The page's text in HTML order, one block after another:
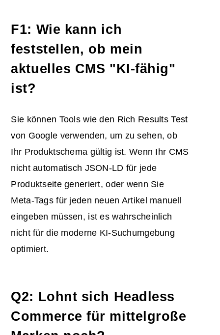
F1: Wie kann ich
feststellen, ob mein
aktuelles CMS "KI-fähig"
ist?
Sie können Tools wie den Rich Results Test
von Google verwenden, um zu sehen, ob
Ihr Produktschema gültig ist. Wenn Ihr CMS
nicht automatisch JSON-LD für jede
Produktseite generiert, oder wenn Sie
Meta-Tags für jeden neuen Artikel manuell
eingeben müssen, ist es wahrscheinlich
nicht für die moderne KI-Suchumgebung
optimiert.
Q2: Lohnt sich Headless
Commerce für mittelgroße